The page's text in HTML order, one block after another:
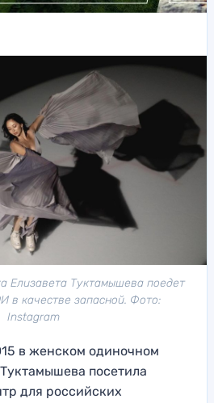
Елизавета Туктамышева поедет
в качестве запасной. Фото:
Instagram
в женском одиночном
посетила
для российских